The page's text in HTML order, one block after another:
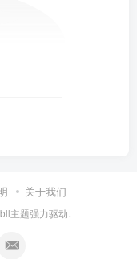
关于我们
主题强力驱动.